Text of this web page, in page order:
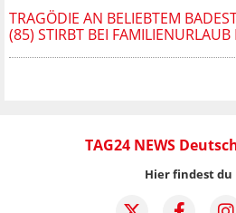
TRAGÖDIE AN BELIEBTEM
(85) STIRBT BEI FAMILIENURLAUB
TAG24 NEWS
Hier findest du